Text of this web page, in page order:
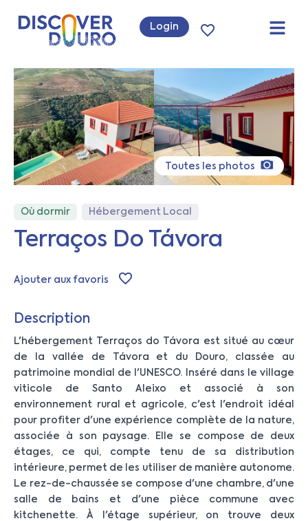
Login
Toutes les photos
Où dormir Hébergement Local
Terraços Do Távora
Ajouter aux favoris
Description
L'hébergement Terraços do Távora est situé au cœur
de la vallée de Távora et du Douro, classée au
patrimoine mondial de l'UNESCO. Inséré dans le village
viticole de Santo Aleixo et associé à son
environnement rural et agricole, c'est l'endroit idéal
pour profiter d'une expérience complète de la nature,
associée à son paysage. Elle se compose de deux
étages, ce qui, compte tenu de sa distribution
intérieure, permet de les utiliser de manière autonome.
Le rez-de-chaussée se compose d'une chambre, d'une
salle de bains et d'une pièce commune avec
kitchenette. À l'étage supérieur, on trouve deux